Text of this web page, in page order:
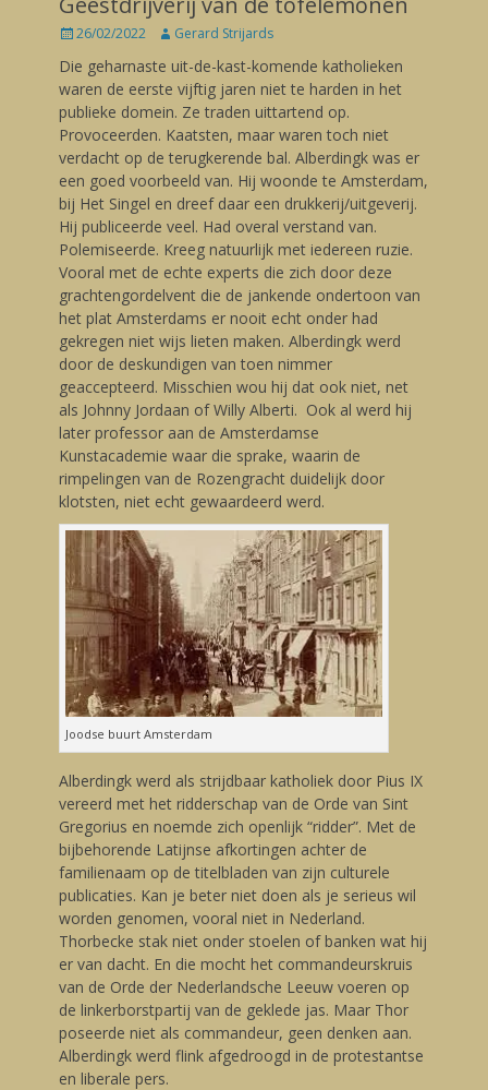
Posted
26/02/2022 Author
Gerard Strijards
Die geharnaste uit-de-kast-komende katholieken
waren de eerste vijftig jaren niet te harden in het
publieke domein. Ze traden uittartend op.
Provoceerden. Kaatsten, maar waren toch niet
verdacht op de terugkerende bal. Alberdingk was er
een goed voorbeeld van. Hij woonde te Amsterdam,
bij Het Singel en dreef daar een drukkerij/uitgeverij.
Hij publiceerde veel. Had overal verstand van.
Polemiseerde. Kreeg natuurlijk met iedereen ruzie.
Vooral met de echte experts die zich door deze
grachtengordelvent die de jankende ondertoon van
het plat Amsterdams er nooit echt onder had
gekregen niet wijs lieten maken. Alberdingk werd
door de deskundigen van toen nimmer
geaccepteerd. Misschien wou hij dat ook niet, net
als Johnny Jordaan of Willy Alberti. Ook al werd hij
later professor aan de Amsterdamse
Kunstacademie waar die sprake, waarin de
rimpelingen van de Rozengracht duidelijk door
klotsten, niet echt gewaardeerd werd.
Joodse buurt Amsterdam
Alberdingk werd als strijdbaar katholiek door Pius IX
vereerd met het ridderschap van de Orde van Sint
Gregorius en noemde zich openlijk “ridder”. Met de
bijbehorende Latijnse afkortingen achter de
familienaam op de titelbladen van zijn culturele
publicaties. Kan je beter niet doen als je serieus wil
worden genomen, vooral niet in Nederland.
Thorbecke stak niet onder stoelen of banken wat hij
er van dacht. En die mocht het commandeurskruis
van de Orde der Nederlandsche Leeuw voeren op
de linkerborstpartij van de geklede jas. Maar Thor
poseerde niet als commandeur, geen denken aan.
Alberdingk werd flink afgedroogd in de protestantse
en liberale pers.